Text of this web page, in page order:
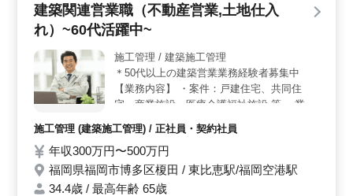
に活かせる＞ 賞与、交通費支給と整った待遇です。管
工事施工管理の実務経験を重視し、有資格者は優遇しま
が活躍する職場です。 ＜シニア世代が活躍する職場
＞ シニア人材が活躍中です。休憩120分を確保し、無理
のない働き方を実現。少人数体制のため裁量も大きく、
培ってきたスキルや能力を存分に発揮できます。
建築関連営業職（不動産営業,土地仕入
れ）~60代活躍中~
施工管理 / 建築施工管理
＊50代以上の建築営業業務経験者募集中
【業務内容】 ・案件：戸建住宅、共同住
宅、商業施設、医療介護福祉施設 等 ・業務
内容：内勤業務(電話対応) 外勤（飛び込み、
テレアポ、既存顧客反響営業） 新規営業、
物件査定、積算、見積もり、情報収集 アフ
ターフォロー（修繕、保険など） ・繁忙期
等工期が間に合わない場合、建築施工管理業
施工管理 (建築施工管理) / 正社員・契約社員
年収300万円〜500万円
福岡県福岡市博多区榎田 / 東比恵駅/福岡空港駅
34.4歳 / 最高年齢 65歳